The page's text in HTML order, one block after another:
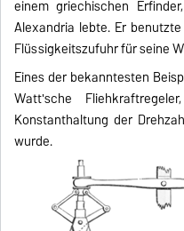
einem griechischen
Alexandria lebte. Er
Flüssigkeitszufuhr für seine
Eines der bekanntesten
Watt'sche
Konstanthaltung der
wurde.